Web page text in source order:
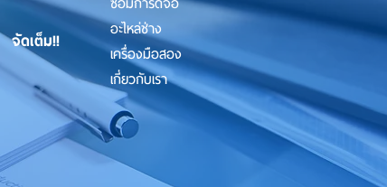
จัดเต็ม!!
อะไหล่ช่าง
เครื่องมือสอง
เกี่ยวกับเรา